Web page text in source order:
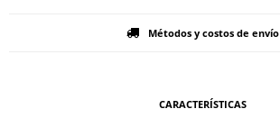
Métodos y costos de envío
CARACTERÍSTICAS